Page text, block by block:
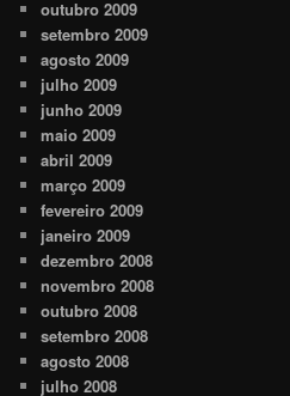
outubro 2009
setembro 2009
agosto 2009
julho 2009
junho 2009
maio 2009
abril 2009
março 2009
fevereiro 2009
janeiro 2009
dezembro 2008
novembro 2008
outubro 2008
setembro 2008
agosto 2008
julho 2008